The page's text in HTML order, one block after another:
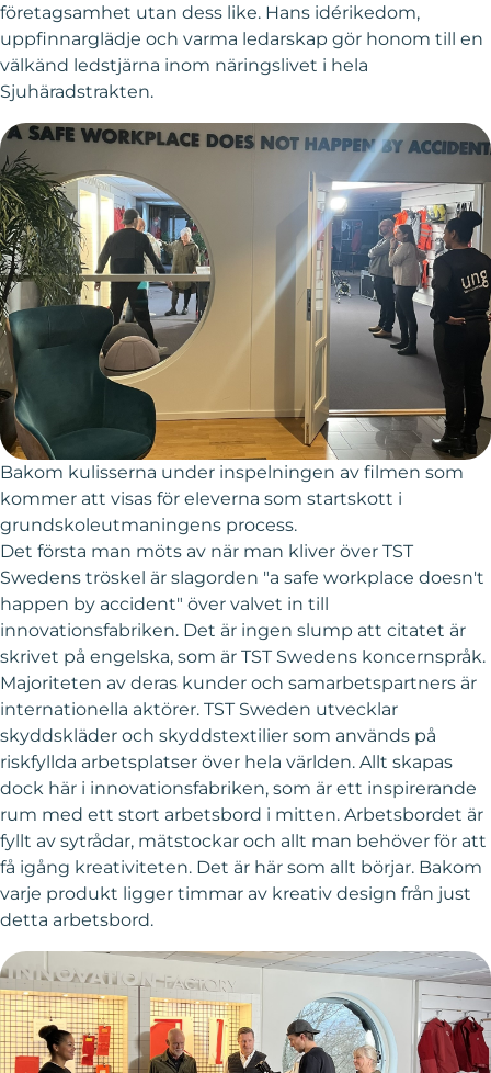
företagsamhet utan dess like. Hans idérikedom,
uppfinnarglädje och varma ledarskap gör honom till en
välkänd ledstjärna inom näringslivet i hela
Sjuhäradstrakten.
Bakom kulisserna under inspelningen av filmen som
kommer att visas för eleverna som startskott i
grundskoleutmaningens process.
Det första man möts av när man kliver över TST
Swedens tröskel är slagorden "a safe workplace doesn't
happen by accident" över valvet in till
innovationsfabriken. Det är ingen slump att citatet är
skrivet på engelska, som är TST Swedens koncernspråk.
Majoriteten av deras kunder och samarbetspartners är
internationella aktörer. TST Sweden utvecklar
skyddskläder och skyddstextilier som används på
riskfyllda arbetsplatser över hela världen. Allt skapas
dock här i innovationsfabriken, som är ett inspirerande
rum med ett stort arbetsbord i mitten. Arbetsbordet är
fyllt av sytrådar, mätstockar och allt man behöver för att
få igång kreativiteten. Det är här som allt börjar. Bakom
varje produkt ligger timmar av kreativ design från just
detta arbetsbord.